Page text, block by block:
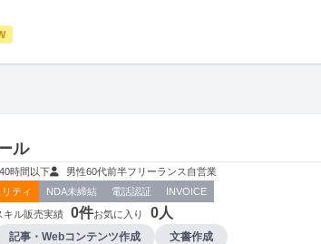
ル
時間以下 男性60代前半フリーランス 自営業
ティ NDA未締結 電話認証 INVOICE
キル販売実績 0件お気に入り 0人
記事・Webコンテンツ作成 文書作成